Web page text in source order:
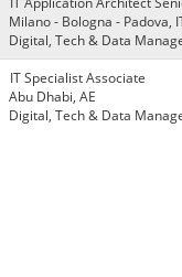
Milano - Bologna - Padova,
Digital, Tech & Data
IT Specialist Associate
Abu Dhabi, AE
Digital, Tech & Data